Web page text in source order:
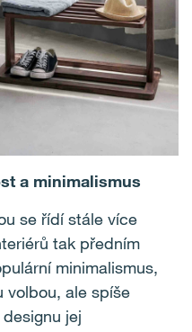
a minimalismus
se řídí stále více
tak předním
minimalismus,
volbou, ale spíše
jej